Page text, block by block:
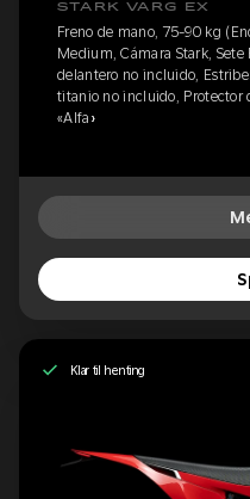
STARK VARG EX
Freno de mano, 75-90 kg
Medium, Cámara Stark,
delantero no incluido,
titanio no incluido, Protector
«Alfa»
Klar til henting